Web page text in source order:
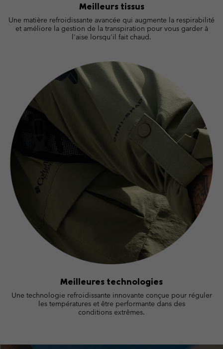
Meilleurs tissus
Une matière refroidissante avancée qui augmente la respirabilité
et améliore la gestion de la transpiration pour vous garder à
l'aise lorsqu'il fait chaud.
Meilleures technologies
Une technologie refroidissante innovante conçue pour réguler
les températures et être performante dans des
conditions extrêmes.